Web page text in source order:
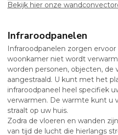
Bekijk hier onze
Infraroodpanelen
Infraroodpanelen zorgen
woonkamer niet wordt
worden personen, objecten, de
aangestraald. U kunt met het
infraroodpaneel heel specifiek
verwarmen. De warmte kunt u
straalt op uw huis.
Zodra de vloeren en wanden
van tijd de lucht die hierlangs